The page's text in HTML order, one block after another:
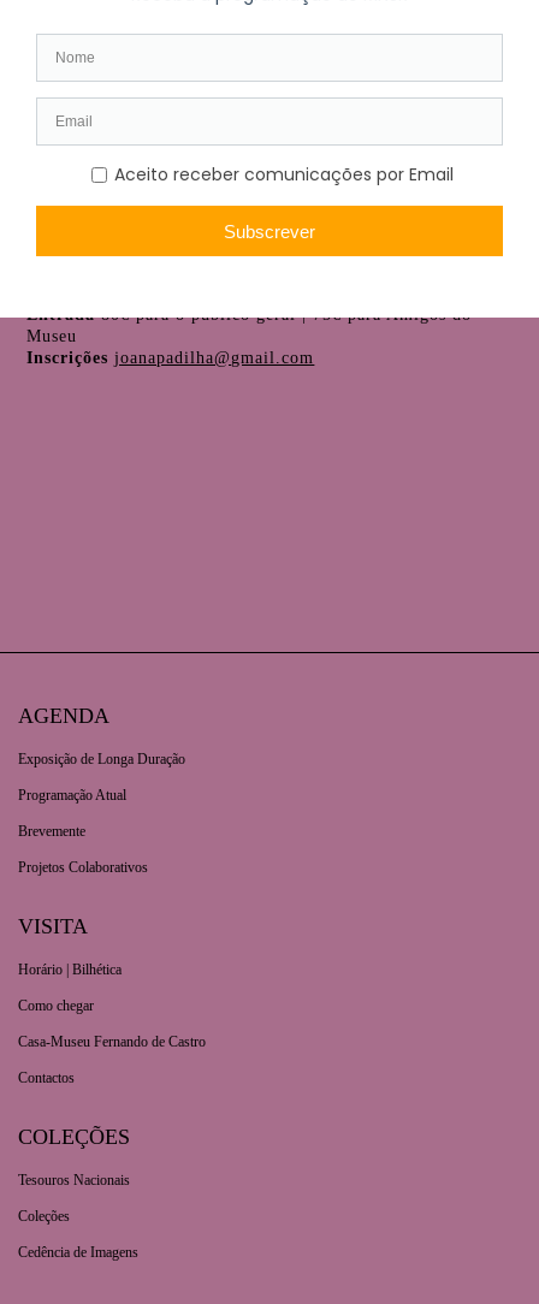
Um encontro calmo com a paisagem, a partir do olhar atento
sobre as aguarelas de Henrique Pousão da coleção do Museu.
Ao longo de um dia de trabalho, observar, experimentar e
pintar acontecem de forma natural, permitindo compreender
como diferentes olhares, tempos e gestos se cruzam na
construção de uma imagem. A aguarela surge aqui como um
espaço de descoberta, onde a paisagem se forma entre a
memória das obras do Museu e a experiência de cada
participante. Sem pressa e com acompanhamento próximo, o
curso convida a explorar a luz, a atmosfera e a sugestão,
Entrada80€ para o público geral | 75€ para Amigos do
Museu
Inscrições joanapadilha@gmail.com
AGENDA
Exposição de Longa Duração
Programação Atual
Brevemente
Projetos Colaborativos
VISITA
Horário | Bilhética
Como chegar
Casa-Museu Fernando de Castro
Contactos
COLEÇÕES
Tesouros Nacionais
Coleções
Cedência de Imagens